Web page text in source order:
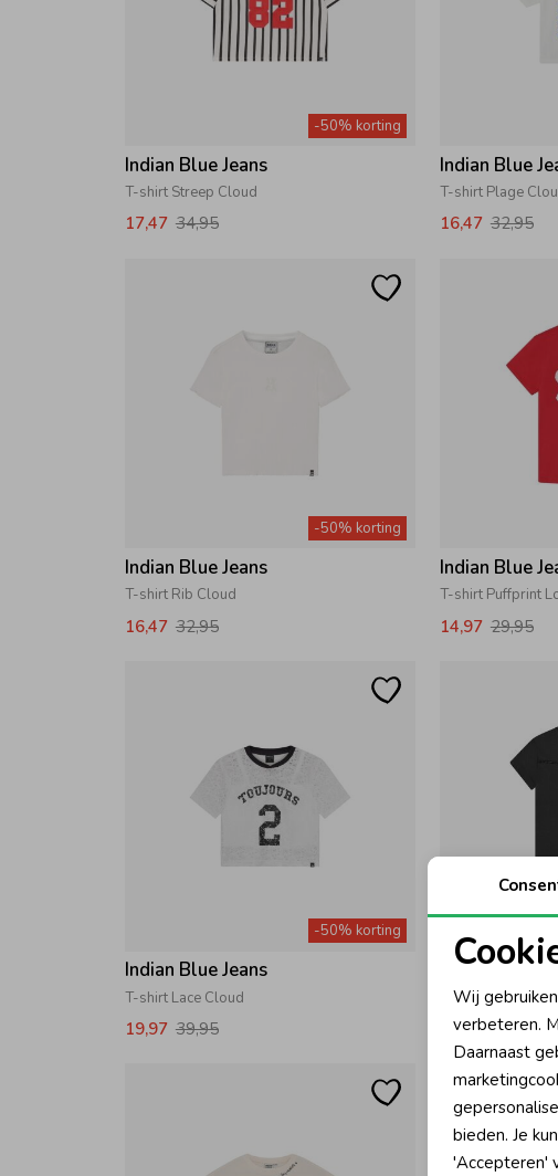
-50% korting
Indian Blue Jeans
T-shirt Streep Cloud
17,47 34,95
Indian Blue
T-shirt Plage
16,47 32,95
-50% korting
Indian Blue Jeans
T-shirt Rib Cloud
16,47 32,95
Indian Blue
T-shirt Puffprint
14,97 29,95
-50% korting
Indian Blue Jeans
T-shirt Lace Cloud
19,97 39,95
Indian Blue
T-shirt INDN
16,47 32,95
Wij
verbeteren.
Daarnaast
bieden. Je
'Accepteren'